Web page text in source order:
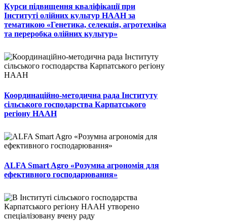
Курси підвищення кваліфікації при
Інституті олійних культур НААН за
тематикою «Генетика, селекція, агротехніка
та переробка олійних культур»
Координаційно-методична рада Інституту
сільського господарства Карпатського
регіону НААН
ALFA Smart Agro «Розумна агрономія для
ефективного господарювання»